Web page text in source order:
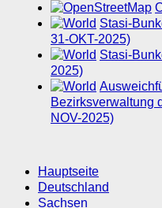
Stasi-
31-OKT-2025)
Stasi-
2025)
Bezirksverwaltung
NOV-2025)
Hauptseite
Deutschland
Sachsen